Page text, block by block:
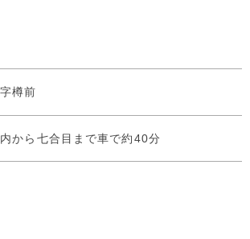
樽前
から七合目まで車で約40分